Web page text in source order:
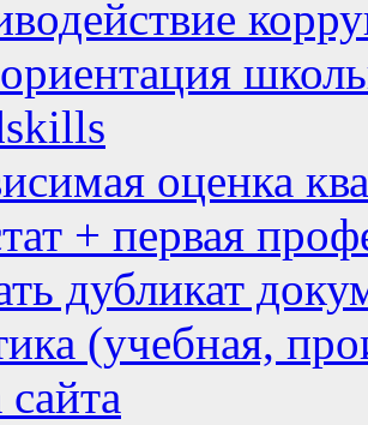
оценка
+ первая
дубликат
(учебная,